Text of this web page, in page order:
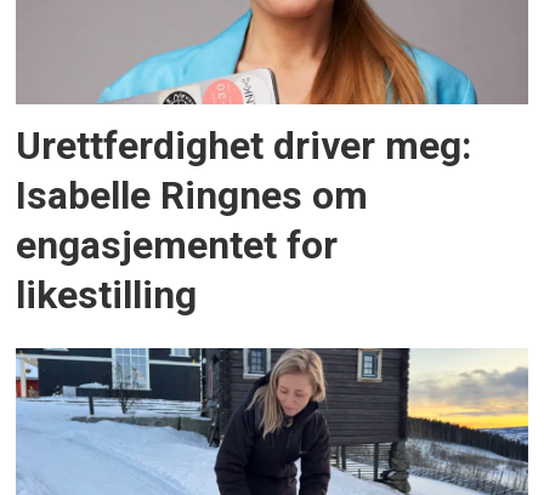
Urettferdighet driver meg:
Isabelle Ringnes om
engasjementet for
likestilling